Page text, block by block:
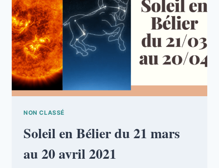
NON CLASSÉ
Soleil en Bélier du 21 mars
au 20 avril 2021